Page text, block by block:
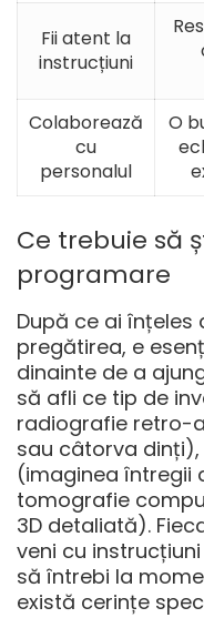
Fii atent la
instrucțiuni
Colaborează
cu
personalul
O
Ce trebuie să
programare
După ce ai
pregătirea, e
dinainte de a
să afli ce tip de
radiografie retro-
sau câtorva
(imaginea întregii
tomografie
3D detaliată).
veni cu
să întrebi la
există cerințe